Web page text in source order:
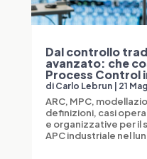
Dal controllo
avanzato: che
Process Control
di Carlo Lebrun| 21
ARC, MPC,
definizioni, casi
e organizzative per il
APC industriale nel